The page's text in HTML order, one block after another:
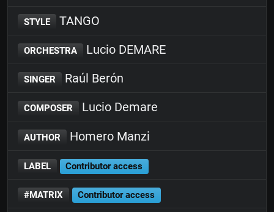
STYLE TANGO
ORCHESTRA Lucio DEMARE
SINGER Raúl Berón
COMPOSER Lucio Demare
AUTHOR Homero Manzi
LABEL Contributor access
#MATRIX Contributor access